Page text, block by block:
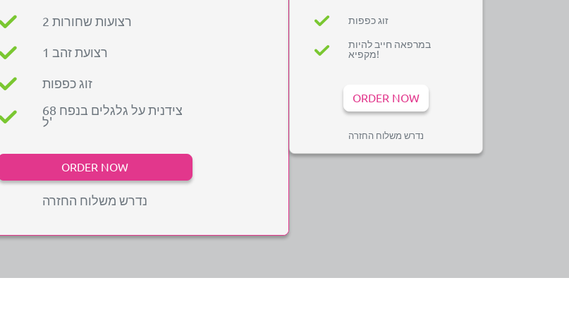
2 רצועות שחורות
1 רצועת זהב
זוג כפפות
צידנית על גלגלים בנפח 68
ל'
ORDER NOW
נדרש משלוח החזרה
זוג כפפות
במרפאה חייב להיות
מקפיא!
ORDER NOW
נדרש משלוח החזרה